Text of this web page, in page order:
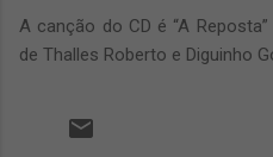
A canção do CD é “A
de Thalles Roberto e Diguinho